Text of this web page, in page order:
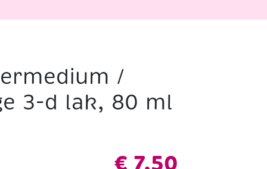
/
3-d lak, 80 ml
€ 7,50